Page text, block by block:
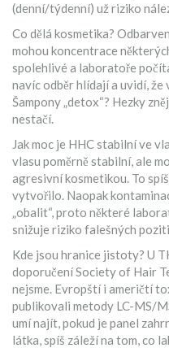
(denní/týdenní) už riziko
Co dělá kosmetika?
mohou koncentrace
spolehlivé a laboratoře
navíc odběr hlídají a uvidí,
Šampony „detox“? Hezky
nestačí.
Jak moc je HHC stabilní ve
vlasu poměrně stabilní, ale
agresivní kosmetikou. To
vytvořilo. Naopak
„obalit“, proto některé
snižuje riziko falešných
Kde jsou hranice jistoty? U
doporučení Society of Hair
nejsme. Evropští i američtí
publikovali metody LC-MS/
umí najít, pokud je panel
látka, spíš záleží na tom, co